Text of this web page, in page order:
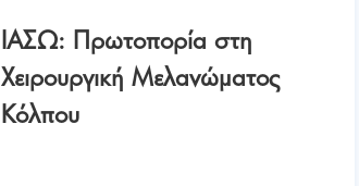
ΙΑΣΩ: Πρωτοπορία στη
Χειρουργική Μελανώματος
Κόλπου